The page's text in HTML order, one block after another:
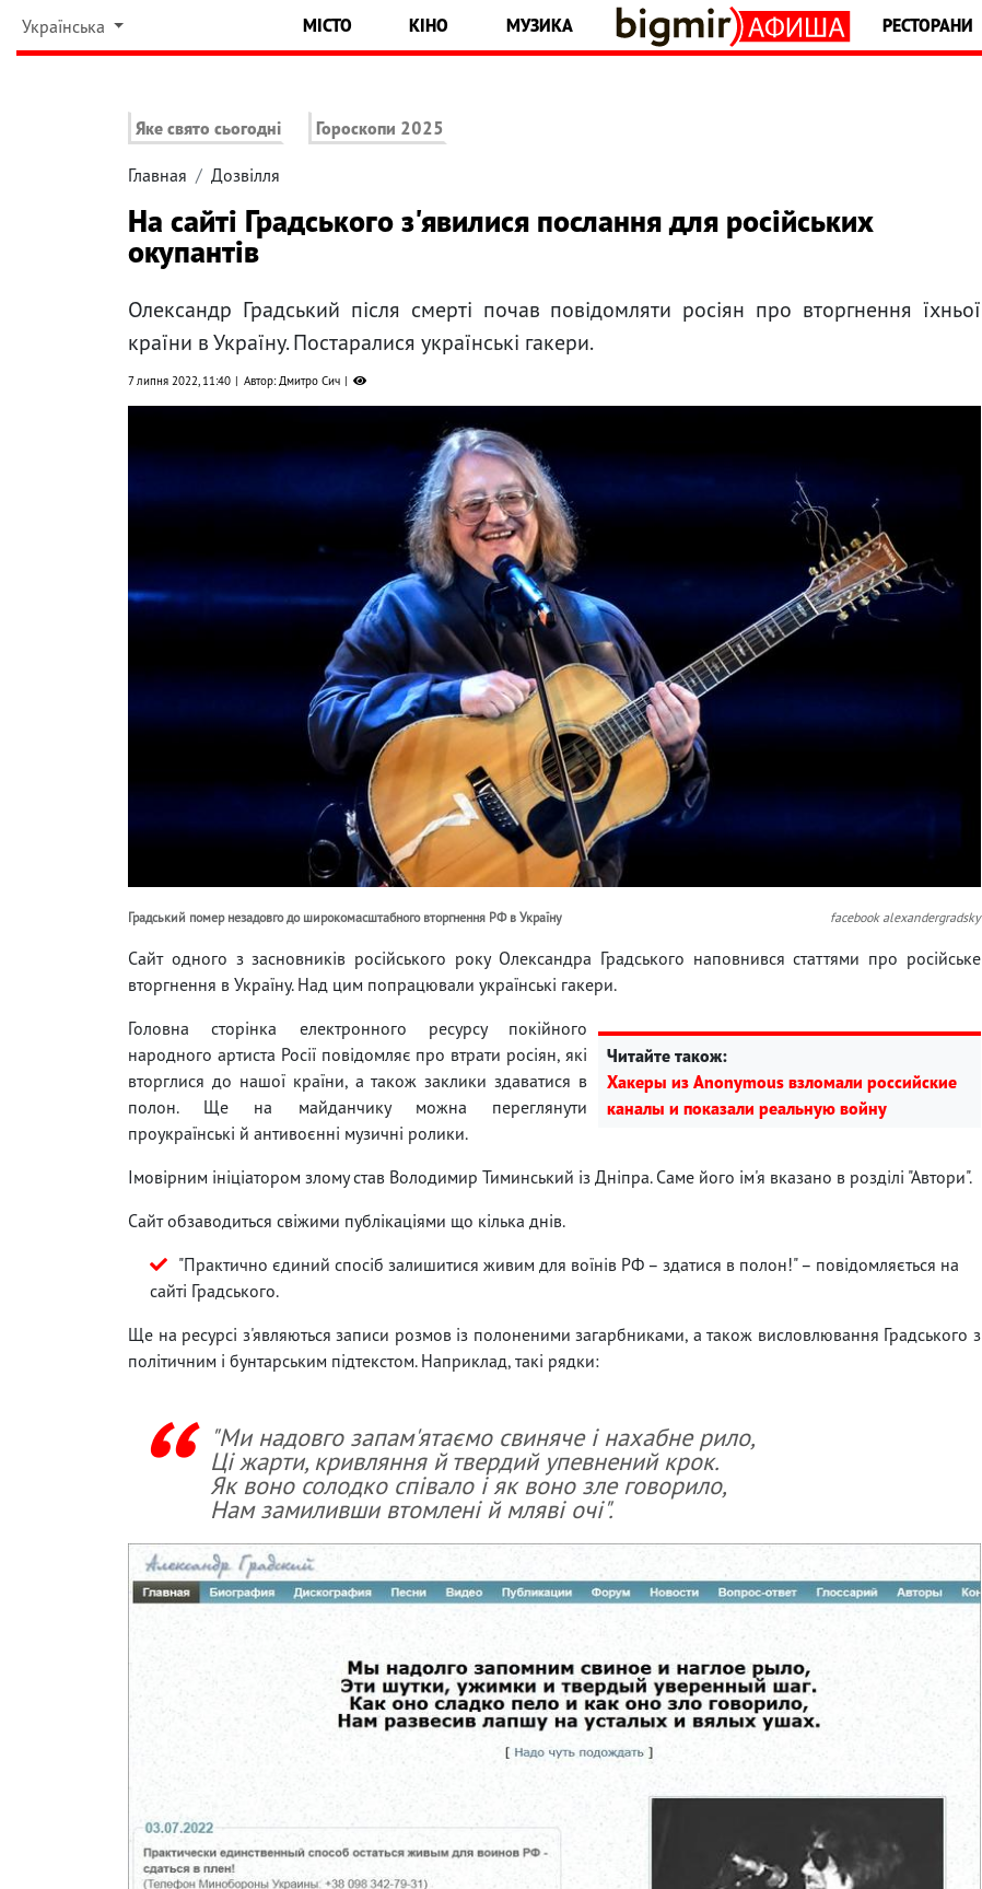
Українська МІСТО КІНО МУЗИКА РЕСТОРАНИ
Яке свято сьогодні Гороскопи 2025
Главная Дозвілля
На сайті Градського з'явилися послання для російських
окупантів
Олександр Градський після смерті почав повідомляти росіян про вторгнення їхньої
країни в Україну. Постаралися українські гакери.
7 липня 2022, 11:40 Автор: Дмитро Сич
Градський помер незадовго до широкомасштабного вторгнення РФ в Україну facebook alexandergradsky
Сайт одного з засновників російського року Олександра Градського наповнився статтями про російське
вторгнення в Україну. Над цим попрацювали українські гакери.
Читайте також:
Хакеры из Anonymous взломали российские
каналы и показали реальную войну
Головна сторінка електронного ресурсу покійного
народного артиста Росії повідомляє про втрати росіян, які
вторглися до нашої країни, а також заклики здаватися в
полон. Ще на майданчику можна переглянути
проукраїнські й антивоєнні музичні ролики.
Імовірним ініціатором злому став Володимир Тиминський із Дніпра. Саме його ім'я вказано в розділі "Автори".
Сайт обзаводиться свіжими публікаціями що кілька днів.
"Практично єдиний спосіб залишитися живим для воїнів РФ – здатися в полон!" – повідомляється на
сайті Градського.
Ще на ресурсі з'являються записи розмов із полоненими загарбниками, а також висловлювання Градського з
політичним і бунтарським підтекстом. Наприклад, такі рядки:
"Ми надовго запам'ятаємо свиняче і нахабне рило,
Ці жарти, кривляння й твердий упевнений крок.
Як воно солодко співало і як воно зле говорило,
Нам замиливши втомлені й мляві очі".